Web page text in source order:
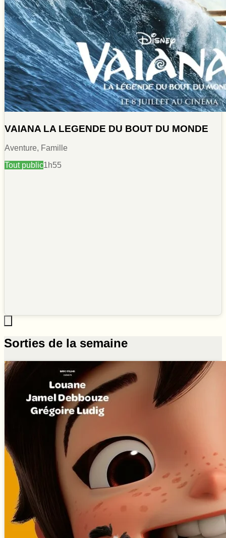
VAIANA LA LEGENDE DU BOUT DU MONDE
Aventure, Famille
Tout public1h55
Sorties de la semaine